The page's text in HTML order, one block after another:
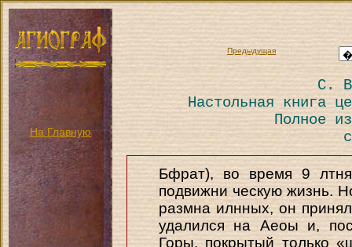
На Главную
Предыдущая
С.
Настольная книга
Полное
Бфрат), во время 9
подвижни ческую жизнь.
размна илнных, он
удалился на Аеоы и,
Горы, покрытый только